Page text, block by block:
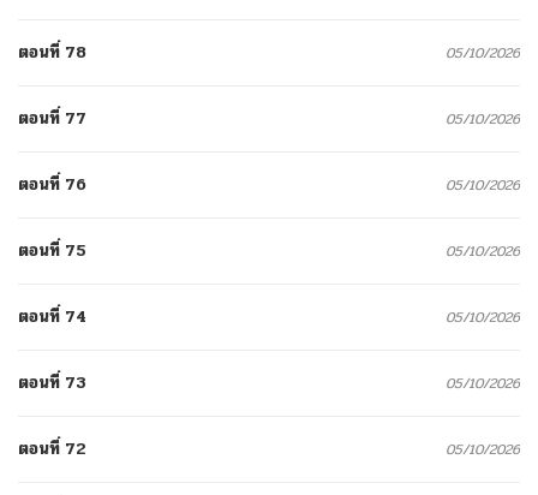
ตอนที่ 78 05/10/2026
ตอนที่ 77 05/10/2026
ตอนที่ 76 05/10/2026
ตอนที่ 75 05/10/2026
ตอนที่ 74 05/10/2026
ตอนที่ 73 05/10/2026
ตอนที่ 72 05/10/2026